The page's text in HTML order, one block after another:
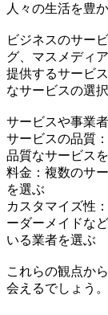
人々の生活を豊
ビジネスのサー
グ、マスメディ
提供するサービ
なサービスの選
サービスや事業
サービスの品質
品質なサービス
料金：複数のサ
を選ぶ
カスタマイズ性
ーダーメイドな
いる業者を選ぶ
これらの観点か
会えるでしょう。